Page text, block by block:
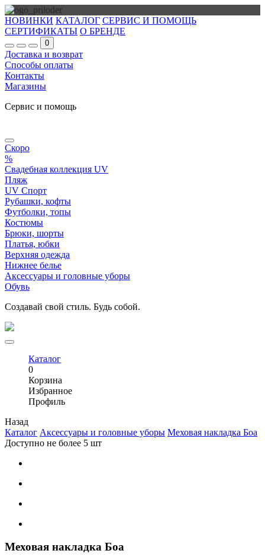
НОВИНКИ КАТАЛОГ СЕРВИС И ПОМОЩЬ
СЕРТИФИКАТЫ О БРЕНДЕ
0
Доставка и возврат
Способы оплаты
Контакты
Магазины
Сервис и помощь
Скоро
%
Свадебная коллекция UV
Пляж
UV Спорт
Рубашки, кофты
Футболки, топы
Костюмы
Брюки, шорты
Платья, юбки
Верхняя одежда
Нижнее белье
Аксессуары и головные уборы
Обувь
Создавай свой стиль. Будь собой.
Каталог
0
Корзина
Избранное
Профиль
Назад
Каталог Аксессуары и головные уборы Меховая накладка Боа
Доступно не более 5 шт
Меховая накладка Боа